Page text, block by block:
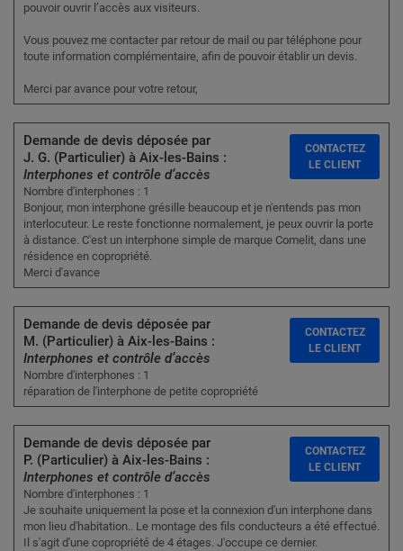
pouvoir ouvrir l’accès aux visiteurs.
Vous pouvez me contacter par retour de mail ou par téléphone pour
toute information complémentaire, afin de pouvoir établir un devis.
Merci par avance pour votre retour,
Demande de devis déposée par
J. G. (Particulier) à Aix-les-Bains :
Interphones et contrôle d’accès
Nombre d'interphones : 1
Bonjour, mon interphone grésille beaucoup et je n'entends pas mon
interlocuteur. Le reste fonctionne normalement, je peux ouvrir la porte
à distance. C'est un interphone simple de marque Comelit, dans une
résidence en copropriété.
Merci d'avance
CONTACTEZ
LE CLIENT
Demande de devis déposée par
M. (Particulier) à Aix-les-Bains :
Interphones et contrôle d’accès
Nombre d'interphones : 1
réparation de l'interphone de petite copropriété
CONTACTEZ
LE CLIENT
Demande de devis déposée par
P. (Particulier) à Aix-les-Bains :
Interphones et contrôle d’accès
Nombre d'interphones : 1
Je souhaite uniquement la pose et la connexion d'un interphone dans
mon lieu d'habitation.. Le montage des fils conducteurs a été effectué.
Il s'agit d'une copropriété de 4 étages. J'occupe ce dernier.
CONTACTEZ
LE CLIENT